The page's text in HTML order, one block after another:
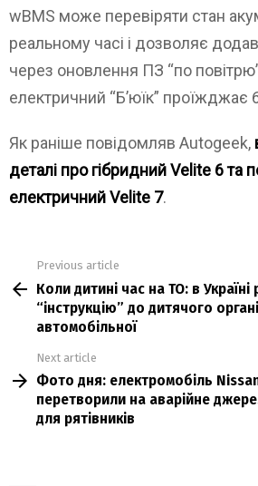
wBMS може перевіряти стан
реальному часі і дозволяє
через оновлення ПЗ “по
електричний “Б’юїк” проїжджає
Як раніше повідомляв Autogeek,
деталі про гібридний Velite 6 та
електричний Velite 7.
more
Previous article
Коли дитині час на ТО: в
“інструкцію” до дитячого
автомобільної
Next article
Фото дня: електромобіль
перетворили на аварійне
для рятівників